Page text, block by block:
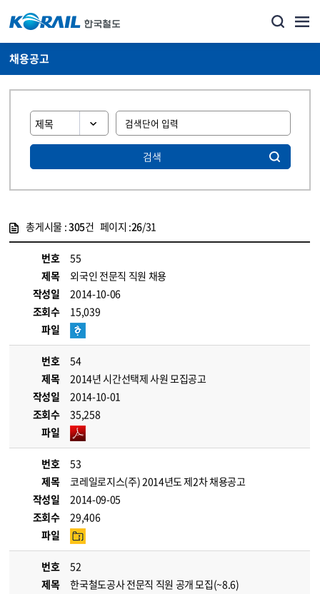
채용공고
검색
총게시물 :305건 페이지 :26/31
번호
55
제목
외국인 전문직 직원 채용
작성일
2014-10-06
조회수
15,039
파일
번호
54
제목
2014년 시간선택제 사원 모집공고
작성일
2014-10-01
조회수
35,258
파일
번호
53
제목
코레일로지스(주) 2014년도 제2차 채용공고
작성일
2014-09-05
조회수
29,406
파일
번호
52
제목
한국철도공사 전문직 직원 공개 모집(~8.6)